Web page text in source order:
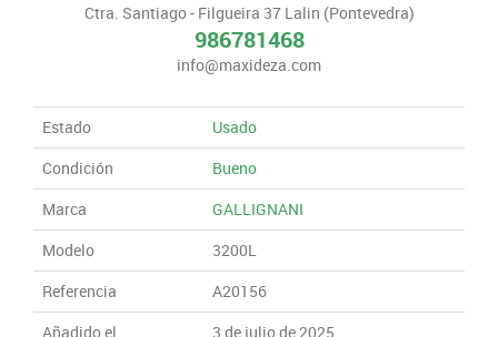
Ctra. Santiago - Filgueira 37 Lalin (Pontevedra)
986781468
info@maxideza.com
Estado
Usado
Condición
Bueno
Marca
GALLIGNANI
Modelo
3200L
Referencia
A20156
Añadido el
3 de julio de 2025